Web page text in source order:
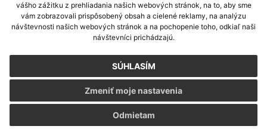
vášho zážitku z prehliadania našich webových stránok, na to, aby sme
vám zobrazovali prispôsobený obsah a cielené reklamy, na analýzu
návštevnosti našich webových stránok a na pochopenie toho, odkiaľ naši
návštevníci prichádzajú.
SÚHLASÍM
Odmietam
Zmeniť moje nastavenia
Posledná aktualizácia:06.08.2026
Vytlačiť stránku|Vyhlásenie o prístupnosti
webdesign